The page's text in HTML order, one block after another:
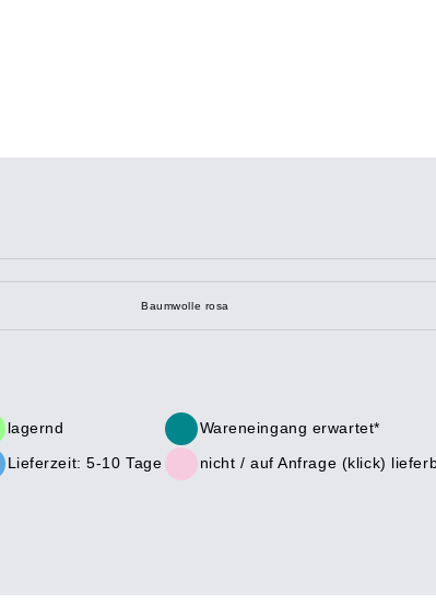
Baumwolle rosa
lagernd
Wareneingang erwartet*
Lieferzeit: 5-10 Tage
nicht / auf Anfrage (klick)